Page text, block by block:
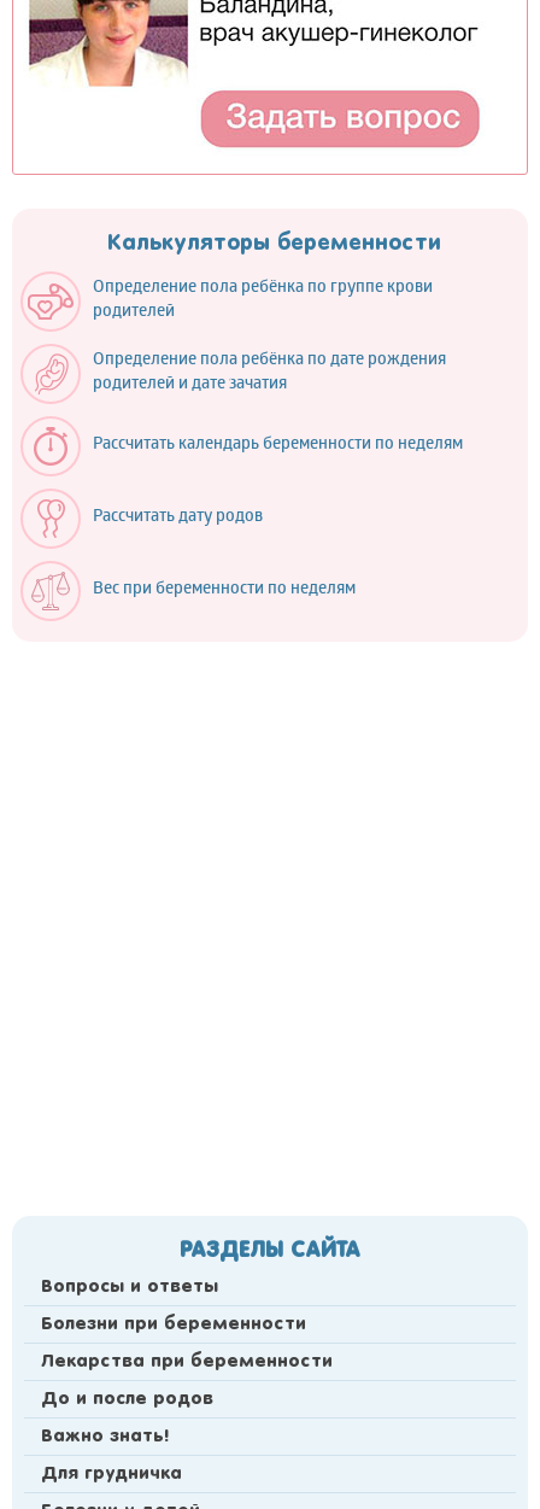
Калькуляторы беременности
Определение пола ребёнка по группе крови
родителей
Определение пола ребёнка по дате рождения
родителей и дате зачатия
Рассчитать календарь беременности по неделям
Рассчитать дату родов
Вес при беременности по неделям
РАЗДЕЛЫ САЙТА
Вопросы и ответы
Болезни при беременности
Лекарства при беременности
До и после родов
Важно знать!
Для грудничка